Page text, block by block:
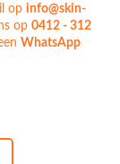
op info@skin-
op0412 - 312
WhatsApp